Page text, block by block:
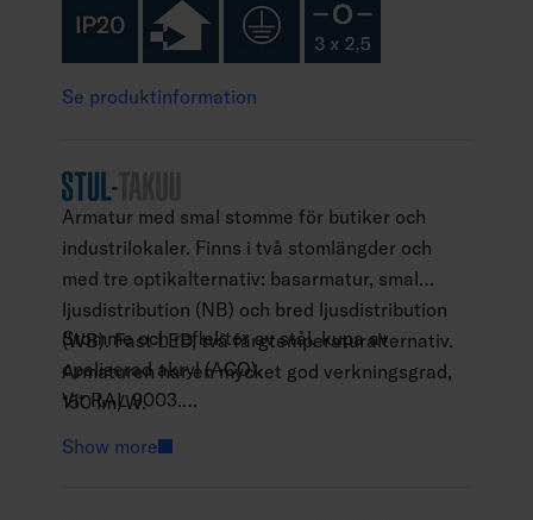
Se produktinformation
Armatur med smal stomme för butiker och
industrilokaler. Finns i två stomlängder och
med tre optikalternativ: basarmatur, smal
ljusdistribution (NB) och bred ljusdistribution
(WB). Fast LED, två färgtemperaturalternativ.
Armaturen har en mycket god verkningsgrad,
150 lm/W.
Stomme och reflektor av stål, kupa av
opaliserad akryl (ACO).
Vit RAL 9003.
Ytmontering eller vajerupphängning med
Show more